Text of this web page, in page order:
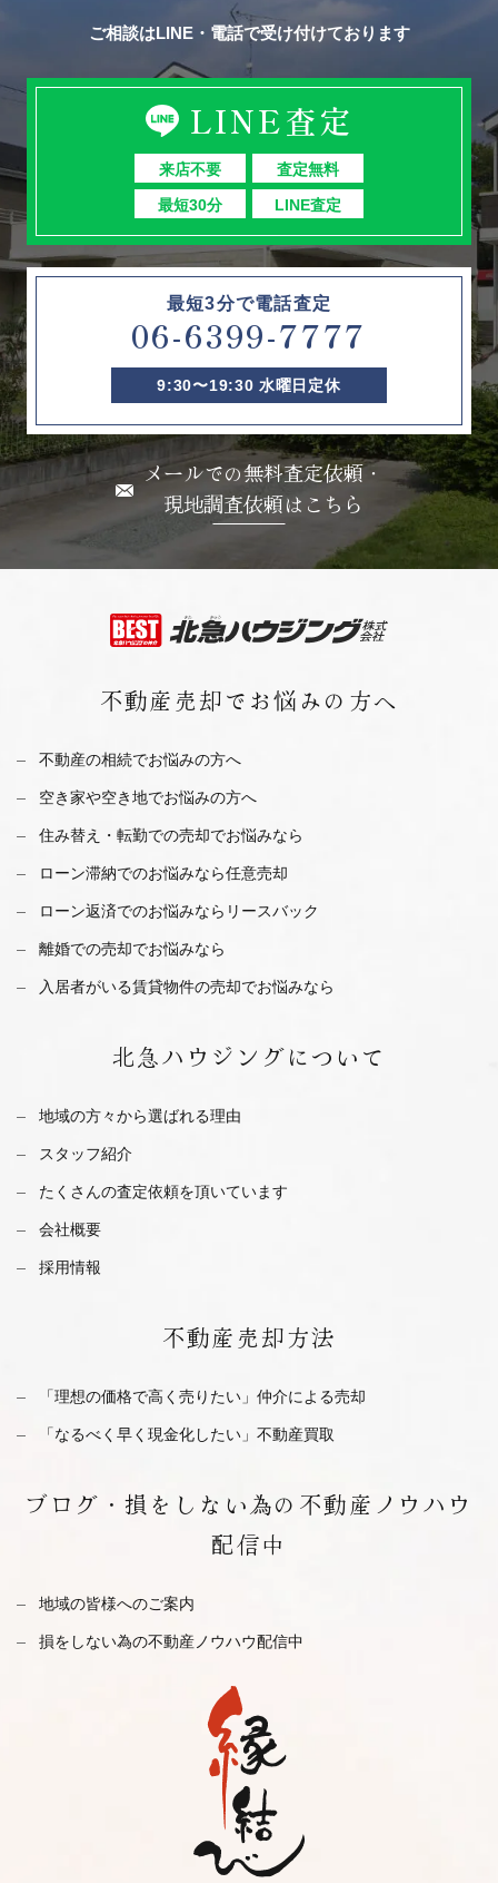
ご相談はLINE・電話で受け付けております
LINE査定
来店不要
査定無料
最短30分
LINE査定
最短3分で電話査定
06-6399-7777
9:30〜19:30 水曜日定休
メールでの無料査定依頼・
現地調査依頼はこちら
不動産売却で お悩みの方へ
不動産の相続でお悩みの方へ
空き家や空き地でお悩みの方へ
住み替え・転勤での売却でお悩みなら
ローン滞納でのお悩みなら任意売却
ローン返済でのお悩みならリースバック
離婚での売却でお悩みなら
入居者がいる賃貸物件の売却でお悩みなら
北急ハウジングについて
地域の方々から選ばれる理由
スタッフ紹介
たくさんの査定依頼を頂いています
会社概要
採用情報
不動産 売却方法
「理想の価格で高く売りたい」仲介による売却
「なるべく早く現金化したい」不動産買取
ブログ・ 損をしない為の不動産ノウハウ
配信中
地域の皆様へのご案内
損をしない為の不動産ノウハウ配信中